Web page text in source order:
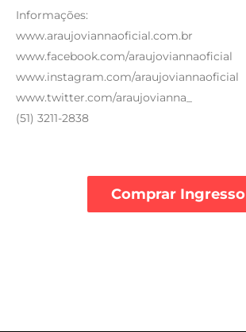
Informações:
www.araujoviannaoficial.com.br
www.facebook.com/araujoviannaoficial
www.instagram.com/araujoviannaoficial
www.twitter.com/araujovianna_
(51) 3211-2838
Comprar Ingresso